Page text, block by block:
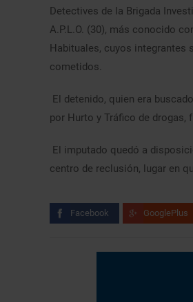
Detectives de la Brigada
A.P.L.O. (30), más conocido
Habituales, cuyos integrantes
cometidos.
El detenido, quien era
por Hurto y Tráfico de drogas,
El imputado quedó a
centro de reclusión, lugar en
Facebook GooglePlus